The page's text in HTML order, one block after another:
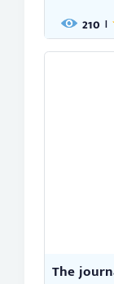
210 |
The